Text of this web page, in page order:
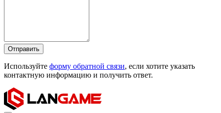
Отправить
Используйте форму обратной связи, если хотите указать
контактную информацию и получить ответ.